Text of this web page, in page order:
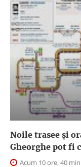
Noile trasee și
Gheorghe pot fi
Acum 10 ore, 40